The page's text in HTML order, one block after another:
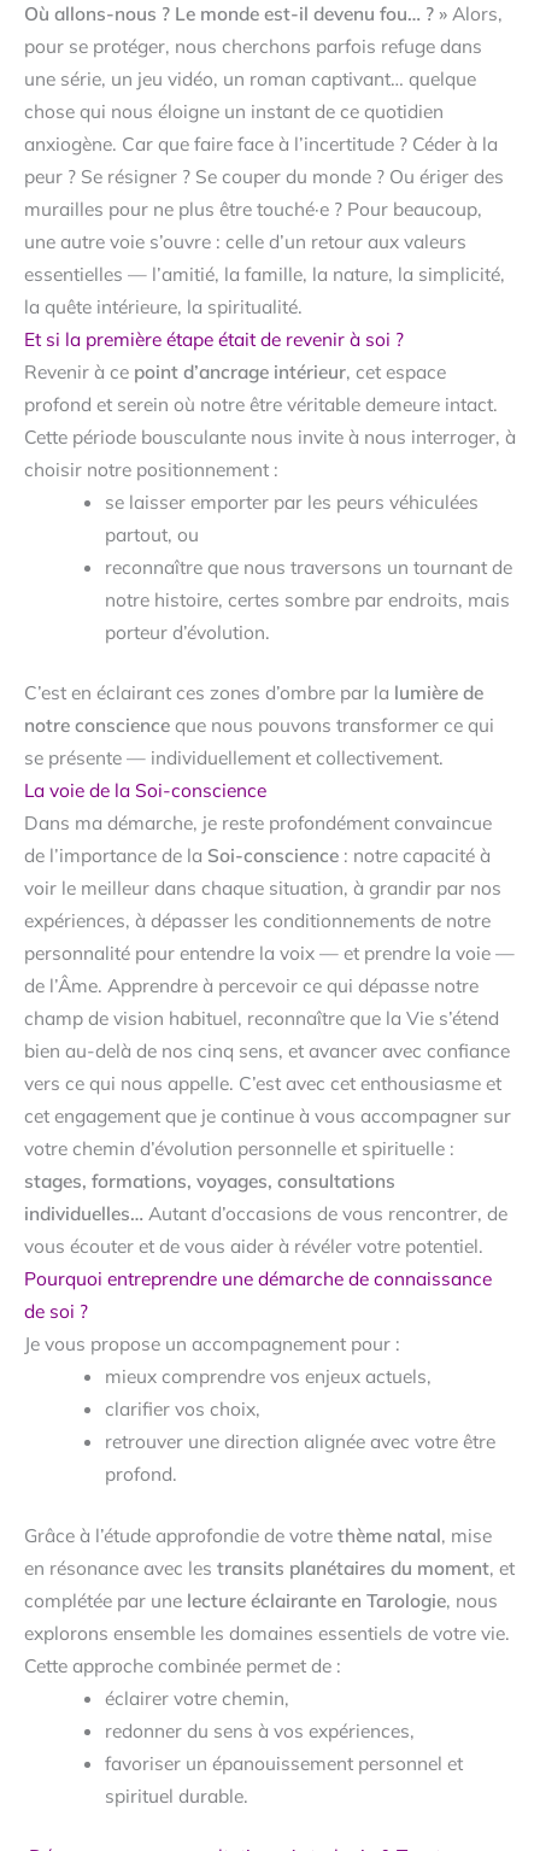
Où allons-nous ? Le monde est-il devenu fou… ? » Alors,
pour se protéger, nous cherchons parfois refuge dans
une série, un jeu vidéo, un roman captivant… quelque
chose qui nous éloigne un instant de ce quotidien
anxiogène. Car que faire face à l’incertitude ? Céder à la
peur ? Se résigner ? Se couper du monde ? Ou ériger des
murailles pour ne plus être touché·e ? Pour beaucoup,
une autre voie s’ouvre : celle d’un retour aux valeurs
essentielles — l’amitié, la famille, la nature, la simplicité,
la quête intérieure, la spiritualité.
Et si la première étape était de revenir à soi ?
Revenir à ce point d’ancrage intérieur, cet espace
profond et serein où notre être véritable demeure intact.
Cette période bousculante nous invite à nous interroger, à
choisir notre positionnement :
se laisser emporter par les peurs véhiculées
partout, ou
reconnaître que nous traversons un tournant de
notre histoire, certes sombre par endroits, mais
porteur d’évolution.
C’est en éclairant ces zones d’ombre par la lumière de
notre conscience que nous pouvons transformer ce qui
se présente — individuellement et collectivement.
La voie de la Soi-conscience
Dans ma démarche, je reste profondément convaincue
de l’importance de la Soi-conscience : notre capacité à
voir le meilleur dans chaque situation, à grandir par nos
expériences, à dépasser les conditionnements de notre
personnalité pour entendre la voix — et prendre la voie —
de l’Âme. Apprendre à percevoir ce qui dépasse notre
champ de vision habituel, reconnaître que la Vie s’étend
bien au-delà de nos cinq sens, et avancer avec confiance
vers ce qui nous appelle. C’est avec cet enthousiasme et
cet engagement que je continue à vous accompagner sur
votre chemin d’évolution personnelle et spirituelle :
stages, formations, voyages, consultations
individuelles… Autant d’occasions de vous rencontrer, de
vous écouter et de vous aider à révéler votre potentiel.
Pourquoi entreprendre une démarche de connaissance
de soi ?
Je vous propose un accompagnement pour :
mieux comprendre vos enjeux actuels,
clarifier vos choix,
retrouver une direction alignée avec votre être
profond.
Grâce à l’étude approfondie de votre thème natal, mise
en résonance avec les transits planétaires du moment, et
complétée par une lecture éclairante en Tarologie, nous
explorons ensemble les domaines essentiels de votre vie.
Cette approche combinée permet de :
éclairer votre chemin,
redonner du sens à vos expériences,
favoriser un épanouissement personnel et
spirituel durable.